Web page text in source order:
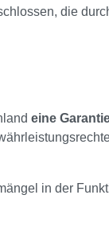
die
eine
in der